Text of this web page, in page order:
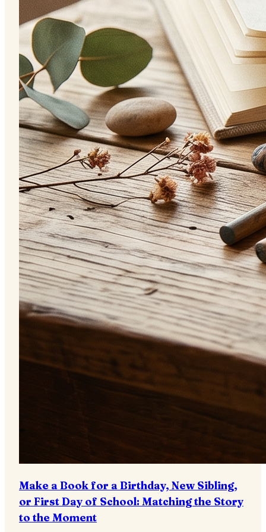
Make a Book for a Birthday, New Sibling,
or First Day of School: Matching the Story
to the Moment